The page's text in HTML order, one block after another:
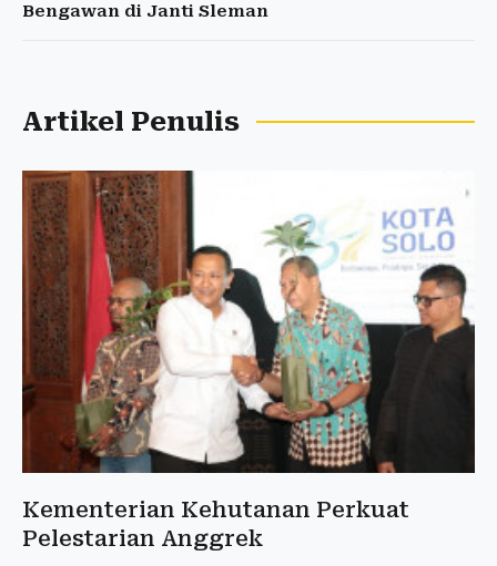
Bengawan di Janti Sleman
Artikel Penulis
Kementerian Kehutanan Perkuat
Pelestarian Anggrek